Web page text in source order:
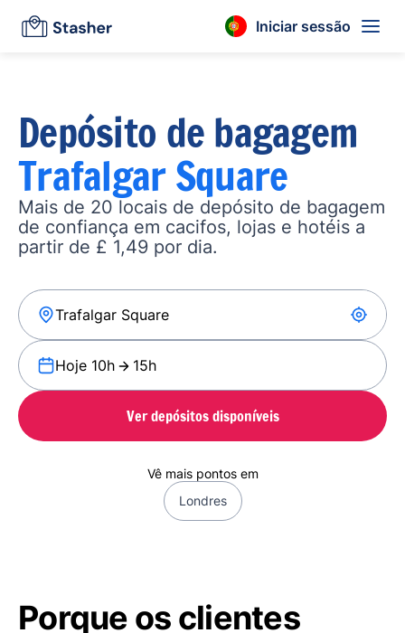
Iniciar sessão
Depósito de bagagem
Trafalgar Square
Mais de 20 locais de depósito de bagagem
de confiança em cacifos, lojas e hotéis a
partir de £ 1,49 por dia.
Hoje 10h 15h
Ver depósitos disponíveis
Vê mais pontos em
Londres
Porque os clientes